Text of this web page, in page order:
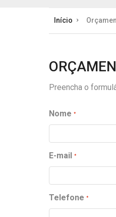
Início
Preencha o
Nome
E-mail
Telefone